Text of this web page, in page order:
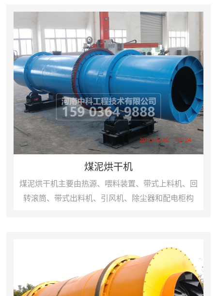
煤泥烘干机
煤泥烘干机主要由热源、喂料装置、带式上料机、回
转滚筒、带式出料机、引风机、除尘器和配电柜构